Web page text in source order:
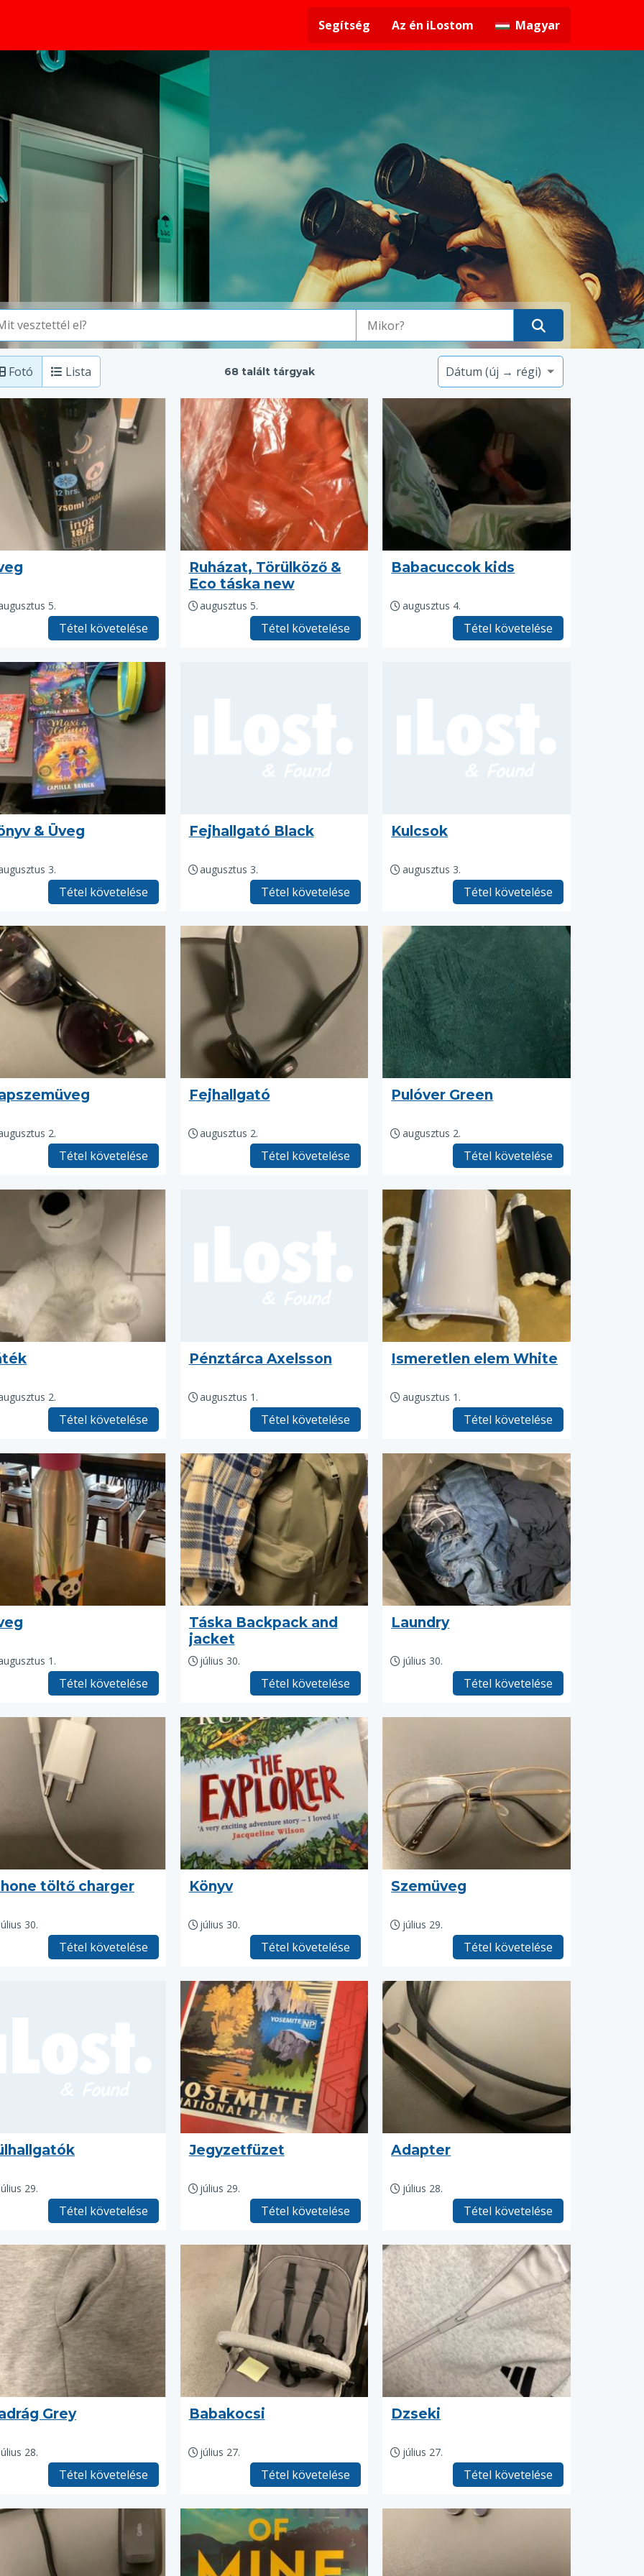
Segítség Az én iLostom Magyar
Fotó Lista 68 talált tárgyak
5.
Tétel követelése
Ruházat, Törülköző &
Eco táska new
augusztus 5.
Tétel követelése
Babacuccok kids
augusztus 4.
Tétel követelése
& Üveg
3.
Tétel követelése
Fejhallgató Black
augusztus 3.
Tétel követelése
Kulcsok
augusztus 3.
Tétel követelése
2.
Tétel követelése
Fejhallgató
augusztus 2.
Tétel követelése
Pulóver Green
augusztus 2.
Tétel követelése
2.
Tétel követelése
Pénztárca Axelsson
augusztus 1.
Tétel követelése
Ismeretlen elem White
augusztus 1.
Tétel követelése
1.
Tétel követelése
Táska Backpack and
jacket
július 30.
Tétel követelése
Laundry
július 30.
Tétel követelése
töltő charger
30.
Tétel követelése
Könyv
július 30.
Tétel követelése
Szemüveg
július 29.
Tétel követelése
29.
Tétel követelése
Jegyzetfüzet
július 29.
Tétel követelése
Adapter
július 28.
Tétel követelése
Grey
28.
Tétel követelése
Babakocsi
július 27.
Tétel követelése
Dzseki
július 27.
Tétel követelése